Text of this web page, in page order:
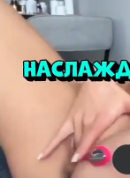
Сайт
для
что Вам 18